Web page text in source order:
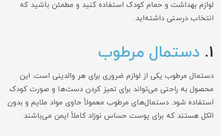
لوازم بهداشت و حمام کودک استفاده کنید و مطمئن باشید که
انتخاب درستی داشته‌اید.
1. دستمال مرطوب
دستمال مرطوب یکی از لوازم ضروری برای هر والدینی است. این
محصول به راحتی می‌تواند برای تمیز کردن دست‌ها و صورت کودک
استفاده شود. دستمال‌های مرطوب معمولاً حاوی مواد ملایم و بدون
الکل هستند که برای پوست حساس نوزاد کاملاً ایمن می‌باشند.